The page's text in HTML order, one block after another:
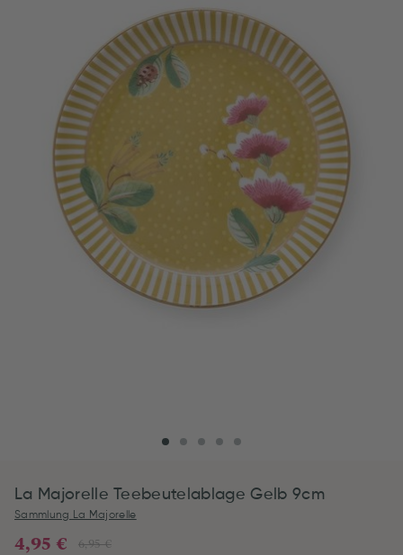
La Majorelle Teebeutelablage Gelb 9cm
Sammlung La Majorelle
6,95 €
4,95 €